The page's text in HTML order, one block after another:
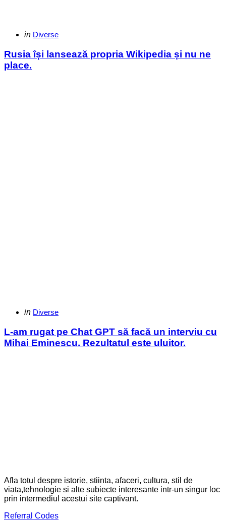
Categories
Posted
in Diverse
Rusia își lansează propria Wikipedia și nu ne
place.
Categories
Posted
in Diverse
L-am rugat pe Chat GPT să facă un interviu cu
Mihai Eminescu. Rezultatul este uluitor.
Afla totul despre istorie, stiinta, afaceri, cultura, stil de
viata,tehnologie si alte subiecte interesante intr-un singur loc
prin intermediul acestui site captivant.
Referral Codes